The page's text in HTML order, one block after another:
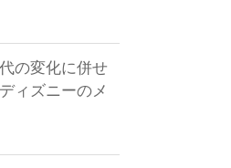
の変化に併せ
ィズニーのメ